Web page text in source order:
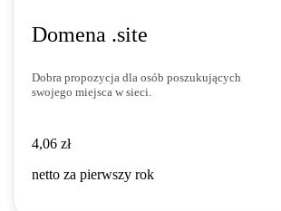
Domena .site
Dobra propozycja dla osób poszukujących
swojego miejsca w sieci.
4,06 zł
4,06 zł
netto za pierwszy rok